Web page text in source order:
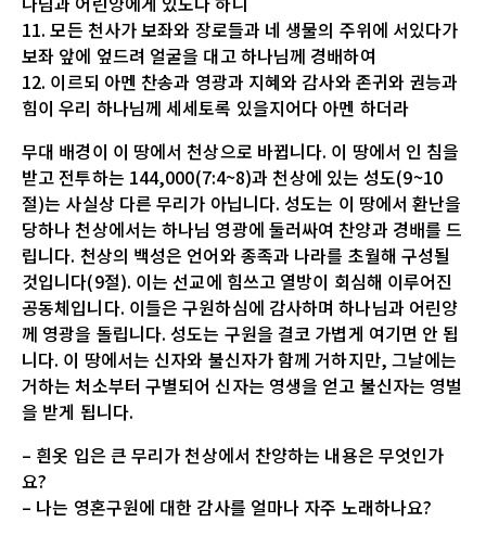
11. 모든 천사가 보좌와 장로들과 네 생물의 주위에 서있다가
보좌 앞에 엎드려 얼굴을 대고 하나님께 경배하여
12. 이르되 아멘 찬송과 영광과 지혜와 감사와 존귀와 권능과
힘이 우리 하나님께 세세토록 있을지어다 아멘 하더라
무대 배경이 이 땅에서 천상으로 바뀝니다. 이 땅에서 인 침을
받고 전투하는 144,000(7:4~8)과 천상에 있는 성도(9~10
절)는 사실상 다른 무리가 아닙니다. 성도는 이 땅에서 환난을
당하나 천상에서는 하나님 영광에 둘러싸여 찬양과 경배를 드
립니다. 천상의 백성은 언어와 종족과 나라를 초월해 구성될
것입니다(9절). 이는 선교에 힘쓰고 열방이 회심해 이루어진
공동체입니다. 이들은 구원하심에 감사하며 하나님과 어린양
께 영광을 돌립니다. 성도는 구원을 결코 가볍게 여기면 안 됩
니다. 이 땅에서는 신자와 불신자가 함께 거하지만, 그날에는
거하는 처소부터 구별되어 신자는 영생을 얻고 불신자는 영벌
을 받게 됩니다.
– 흰옷 입은 큰 무리가 천상에서 찬양하는 내용은 무엇인가
요?
– 나는 영혼구원에 대한 감사를 얼마나 자주 노래하나요?